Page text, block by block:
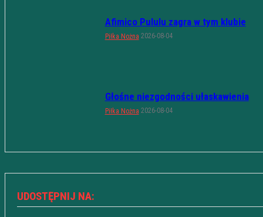
Afimico Pululu zagra w tym klubie
Piłka Nożna 2026-08-04
Głośne niezgodności ułaskawienia
Piłka Nożna 2026-08-04
UDOSTĘPNIJ NA: